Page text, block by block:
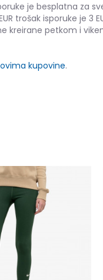
je besplatna za
trošak isporuke je 3
kreirane petkom i
kupovine.